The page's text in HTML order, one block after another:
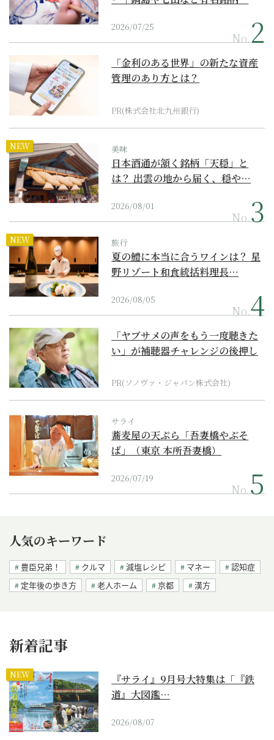
2026/07/25
No.
「金利のある世界」の新たな資産
管理のあり方とは？
PR(株式会社北九州銀行)
NEW 美味
日本酒通が頷く銘柄「天穏」と
は？ 出雲の地から届く、穏や…
2026/08/01
No.
NEW 旅行
夏の鱧に本当に合うワインは？ 星
野リゾート和食統括料理長…
2026/08/05
No.
「ヤブサメの声をもう一度聴きた
い」が補聴器チャレンジの後押し
PR(ソノヴァ・ジャパン株式会社)
サライ
蕎麦屋の天ぷら「吾妻橋やぶそ
ば」（東京 本所吾妻橋）
2026/07/19
No.
人気のキーワード
豊臣兄弟！ クルマ 減塩レシピ マネー
認知症
定年後の歩き方
老人ホーム 京都 漢方
新着記事
NEW
『サライ』9月号大特集は「『鉄
道』大図鑑…
2026/08/07